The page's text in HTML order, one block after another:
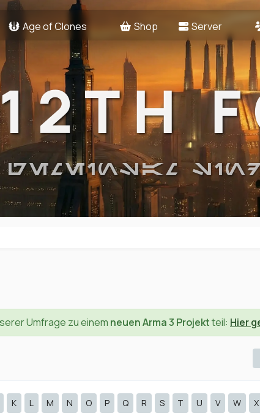
Age of Clones Shop Server
GEMEINSAM
Umfrage zu einem neuen Arma 3 Projektteil: Hier
K L M N O P Q R S T U V W X